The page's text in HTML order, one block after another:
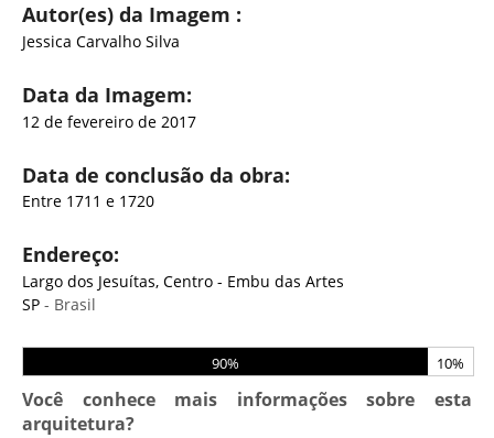
Autor(es) da Imagem :
Jessica Carvalho Silva
Data da Imagem:
12 de fevereiro de 2017
Data de conclusão da obra:
Entre 1711 e 1720
Endereço:
Largo dos Jesuítas, Centro - Embu das Artes
SP - Brasil
90% 10%
Você conhece mais informações sobre esta
arquitetura?